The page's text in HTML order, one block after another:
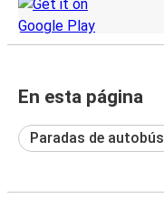
En esta página
Paradas de autobús